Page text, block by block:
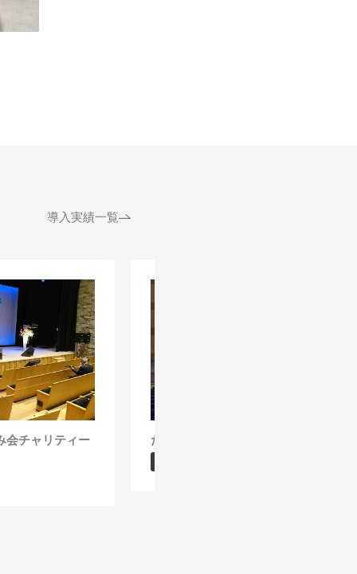
導入実績一覧
会チャリティー たどつ七夕チャリティーカラオケ発表